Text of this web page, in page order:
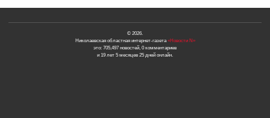
© 2026.
Николаевская областная интернет-газета«Новости N»
это: 705,497 новостей, 0 комментариев
и 19 лет 5 месяцев 25 дней онлайн.